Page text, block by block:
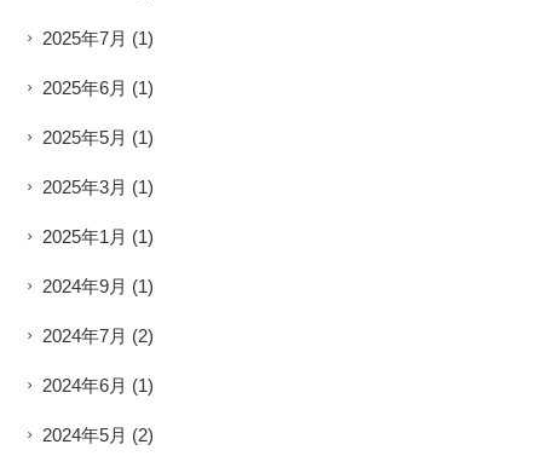
2025年7月 (1)
2025年6月 (1)
2025年5月 (1)
2025年3月 (1)
2025年1月 (1)
2024年9月 (1)
2024年7月 (2)
2024年6月 (1)
2024年5月 (2)